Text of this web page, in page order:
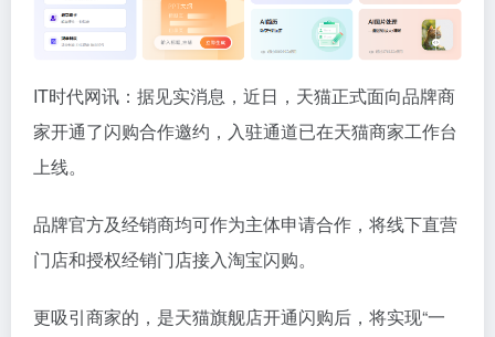
IT时代网讯：据见实消息，近日，天猫正式面向品牌商
家开通了闪购合作邀约，入驻通道已在天猫商家工作台
上线。
品牌官方及经销商均可作为主体申请合作，将线下直营
门店和授权经销门店接入淘宝闪购。
更吸引商家的，是天猫旗舰店开通闪购后，将实现“一